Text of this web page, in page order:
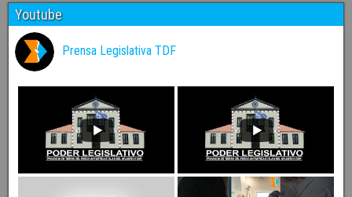
Youtube
Prensa Legislativa TDF